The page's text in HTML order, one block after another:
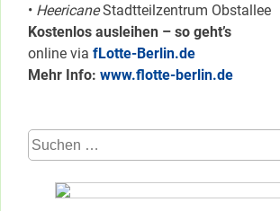
• HeericaneStadtteilzentrum Obstallee
Kostenlos ausleihen – so geht’s
online via fLotte-Berlin.de
Mehr Info: www.flotte-berlin.de
Suchen
nach: